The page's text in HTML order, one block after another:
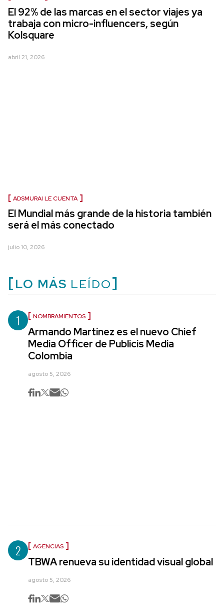
El 92% de las marcas en el sector viajes ya
trabaja con micro-influencers, según
Kolsquare
abril 21, 2026
ADSMURAI LE CUENTA
El Mundial más grande de la historia también
será el más conectado
julio 10, 2026
LO MÁS LEÍDO
1 NOMBRAMIENTOS
Armando Martínez es el nuevo Chief
Media Officer de Publicis Media
Colombia
agosto 5, 2026
2 AGENCIAS
TBWA renueva su identidad visual global
agosto 5, 2026